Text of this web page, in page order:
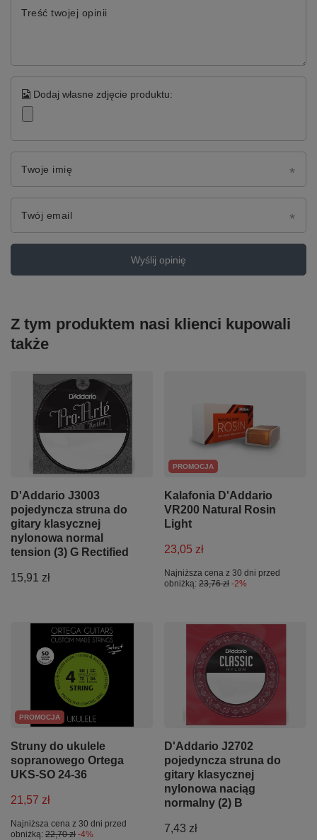
Treść twojej opinii
Dodaj własne zdjęcie produktu:
Twoje imię
Twój email
Wyślij opinię
Z tym produktem nasi klienci kupowali
także
D'Addario J3003
pojedyncza struna do
gitary klasycznej
nylonowa normal
tension (3) G Rectified
15,91 zł
PROMOCJA
Kalafonia D'Addario
VR200 Natural Rosin
Light
23,05 zł
Najniższa cena z 30 dni przed
obniżką: 23,76 zł -2%
PROMOCJA
Struny do ukulele
sopranowego Ortega
UKS-SO 24-36
21,57 zł
Najniższa cena z 30 dni przed
obniżką: 22,70 zł -4%
D'Addario J2702
pojedyncza struna do
gitary klasycznej
nylonowa naciąg
normalny (2) B
7,43 zł